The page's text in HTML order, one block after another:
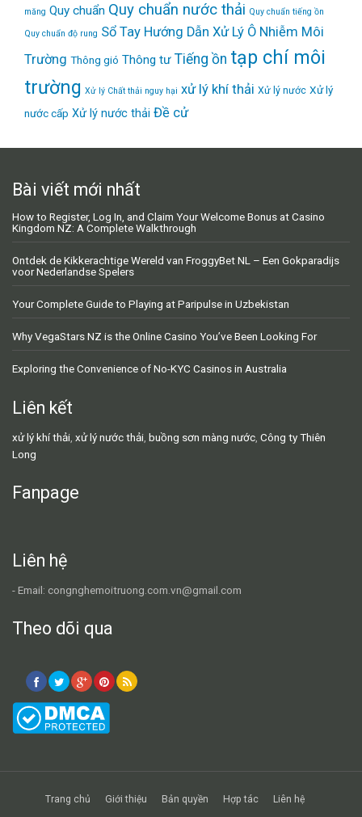
măng Quy chuẩn Quy chuẩn nước thải Quy chuẩn tiếng ồn
Quy chuẩn độ rung Sổ Tay Hướng Dẫn Xử Lý Ô Nhiễm Môi
Trường Thông gió Thông tư Tiếng ồn tạp chí môi
trường Xử lý Chất thải nguy hại xử lý khí thải Xử lý nước Xử lý
nước cấp Xử lý nước thải Đề cử
Bài viết mới nhất
How to Register, Log In, and Claim Your Welcome Bonus at Casino
Kingdom NZ: A Complete Walkthrough
Ontdek de Kikkerachtige Wereld van FroggyBet NL – Een Gokparadijs
voor Nederlandse Spelers
Your Complete Guide to Playing at Paripulse in Uzbekistan
Why VegaStars NZ is the Online Casino You’ve Been Looking For
Exploring the Convenience of No-KYC Casinos in Australia
Liên kết
xử lý khí thải xử lý nước thải buồng sơn màng nước Công ty Thiên
Long
Fanpage
Liên hệ
- Email: congnghemoitruong.com.vn@gmail.com
Theo dõi qua
Trang chủ Giới thiệu Bản quyền Hợp tác Liên hệ